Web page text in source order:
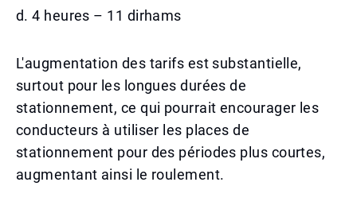
d. 4 heures – 11 dirhams
L'augmentation des tarifs est substantielle,
surtout pour les longues durées de
stationnement, ce qui pourrait encourager les
conducteurs à utiliser les places de
stationnement pour des périodes plus courtes,
augmentant ainsi le roulement.